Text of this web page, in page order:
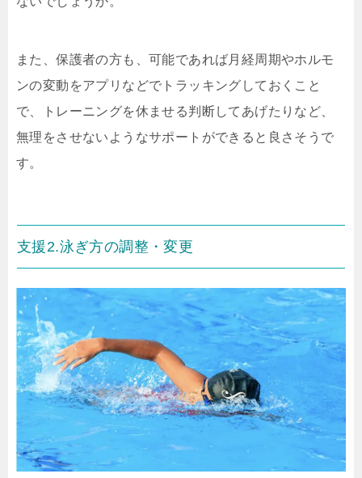
また、保護者の方も、可能であれば月経周期やホルモ
ンの変動をアプリなどでトラッキングしておくこと
で、トレーニングを休ませる判断してあげたりなど、
無理をさせないようなサポートができると良さそうで
す。
支援2.泳ぎ方の調整・変更